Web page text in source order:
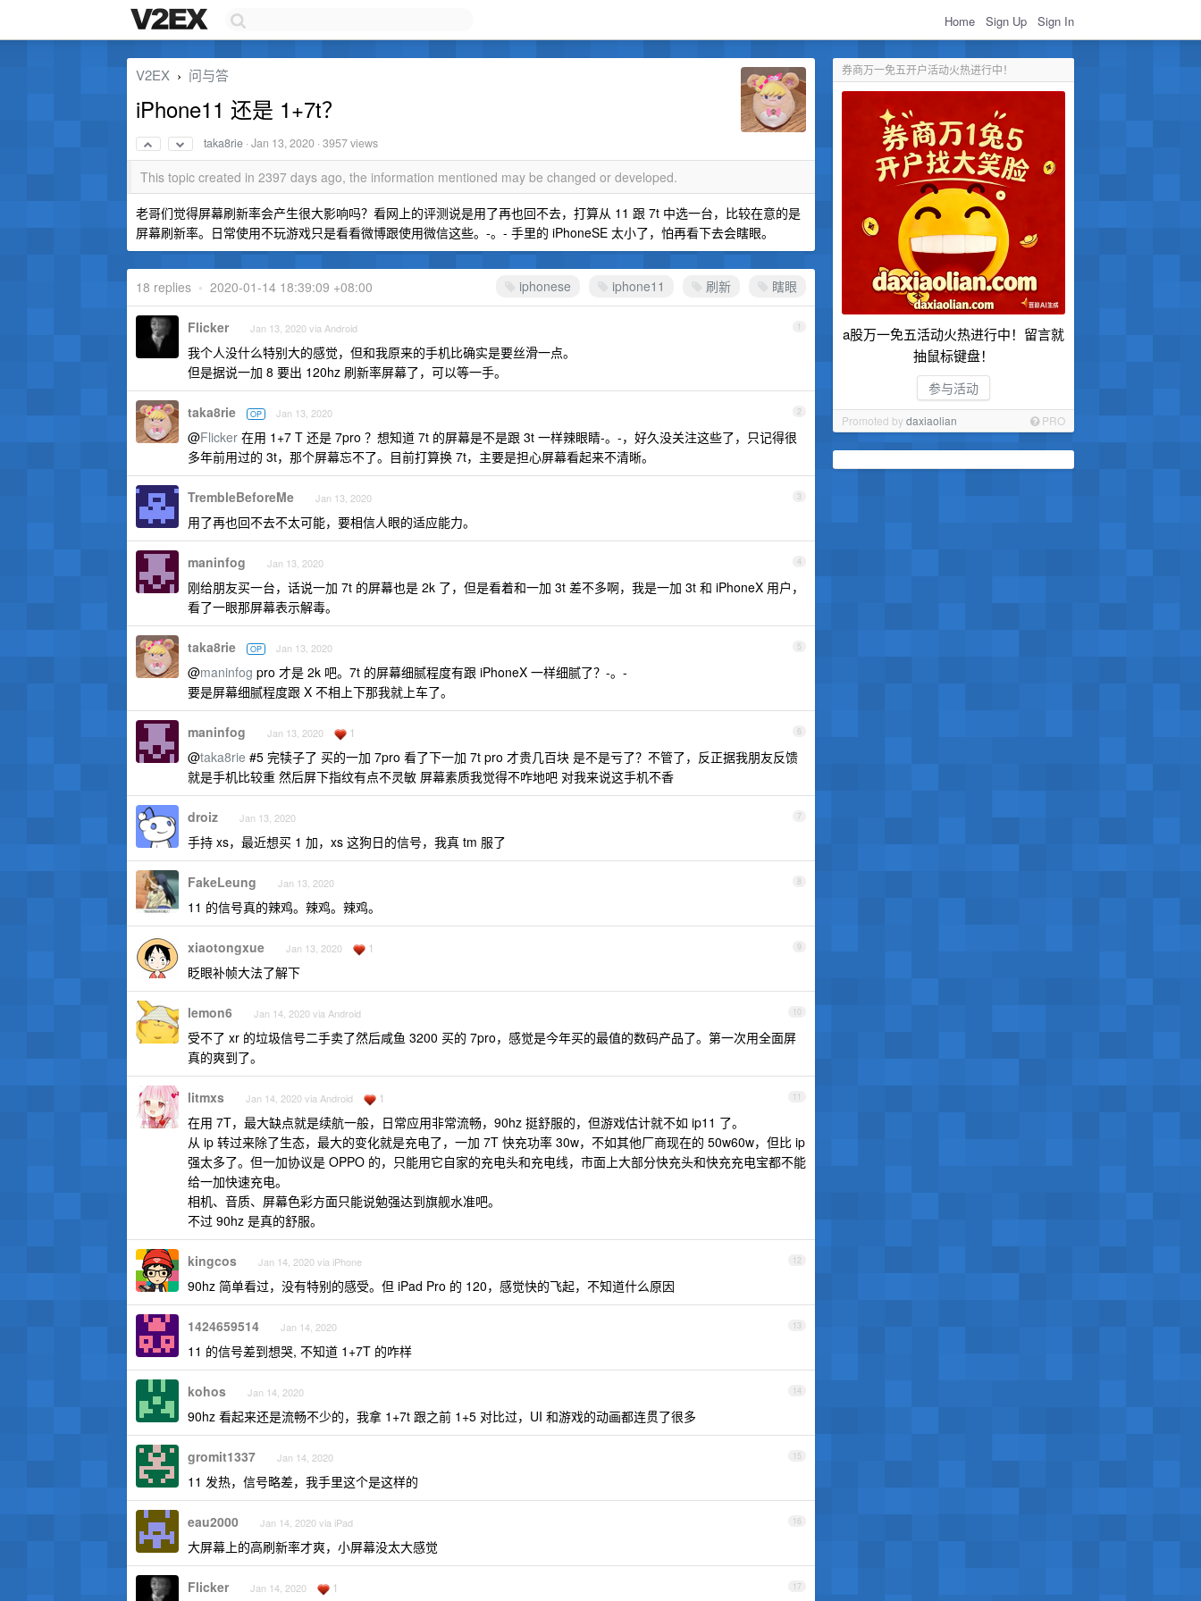
Home Sign Up Sign In
券商万一免五开户活动火热进行中！
a股万一免五活动火热进行中！留言就
抽鼠标键盘！
参与活动
Promoted bydaxiaolian PRO
V2EX › 问与答
iPhone11 还是 1+7t？
taka8rie ·Jan 13, 2020 · 3957 views
This topic created in 2397 days ago, the information mentioned may be changed or developed.
老哥们觉得屏幕刷新率会产生很大影响吗？看网上的评测说是用了再也回不去，打算从 11 跟 7t 中选一台，比较在意的是
屏幕刷新率。日常使用不玩游戏只是看看微博跟使用微信这些。-。- 手里的 iPhoneSE 太小了，怕再看下去会瞎眼。
iphonese iphone11 刷新 瞎眼
18 replies • 2020-01-14 18:39:09 +08:00
1
Flicker Jan 13, 2020 via Android
我个人没什么特别大的感觉，但和我原来的手机比确实是要丝滑一点。
但是据说一加 8 要出 120hz 刷新率屏幕了，可以等一手。
2
taka8rie OP Jan 13, 2020
@Flicker 在用 1+7 T 还是 7pro ？想知道 7t 的屏幕是不是跟 3t 一样辣眼睛-。-，好久没关注这些了，只记得很
多年前用过的 3t，那个屏幕忘不了。目前打算换 7t，主要是担心屏幕看起来不清晰。
3
TrembleBeforeMe Jan 13, 2020
用了再也回不去不太可能，要相信人眼的适应能力。
4
maninfog Jan 13, 2020
刚给朋友买一台，话说一加 7t 的屏幕也是 2k 了，但是看着和一加 3t 差不多啊，我是一加 3t 和 iPhoneX 用户，
看了一眼那屏幕表示解毒。
5
taka8rie OP Jan 13, 2020
@maninfog pro 才是 2k 吧。7t 的屏幕细腻程度有跟 iPhoneX 一样细腻了？-。-
要是屏幕细腻程度跟 X 不相上下那我就上车了。
6
maninfog Jan 13, 2020 1
@taka8rie #5 完犊子了 买的一加 7pro 看了下一加 7t pro 才贵几百块 是不是亏了？不管了，反正据我朋友反馈
就是手机比较重 然后屏下指纹有点不灵敏 屏幕素质我觉得不咋地吧 对我来说这手机不香
7
droiz Jan 13, 2020
手持 xs，最近想买 1 加，xs 这狗日的信号，我真 tm 服了
8
FakeLeung Jan 13, 2020
11 的信号真的辣鸡。辣鸡。辣鸡。
9
xiaotongxue Jan 13, 2020 1
眨眼补帧大法了解下
10
lemon6 Jan 14, 2020 via Android
受不了 xr 的垃圾信号二手卖了然后咸鱼 3200 买的 7pro，感觉是今年买的最值的数码产品了。第一次用全面屏
真的爽到了。
11
litmxs Jan 14, 2020 via Android 1
在用 7T，最大缺点就是续航一般，日常应用非常流畅，90hz 挺舒服的，但游戏估计就不如 ip11 了。
从 ip 转过来除了生态，最大的变化就是充电了，一加 7T 快充功率 30w，不如其他厂商现在的 50w60w，但比 ip
强太多了。但一加协议是 OPPO 的，只能用它自家的充电头和充电线，市面上大部分快充头和快充充电宝都不能
给一加快速充电。
相机、音质、屏幕色彩方面只能说勉强达到旗舰水准吧。
不过 90hz 是真的舒服。
12
kingcos Jan 14, 2020 via iPhone
90hz 简单看过，没有特别的感受。但 iPad Pro 的 120，感觉快的飞起，不知道什么原因
13
1424659514 Jan 14, 2020
11 的信号差到想哭, 不知道 1+7T 的咋样
14
kohos Jan 14, 2020
90hz 看起来还是流畅不少的，我拿 1+7t 跟之前 1+5 对比过，UI 和游戏的动画都连贯了很多
15
gromit1337 Jan 14, 2020
11 发热，信号略差，我手里这个是这样的
16
eau2000 Jan 14, 2020 via iPad
大屏幕上的高刷新率才爽，小屏幕没太大感觉
17
Flicker Jan 14, 2020 1